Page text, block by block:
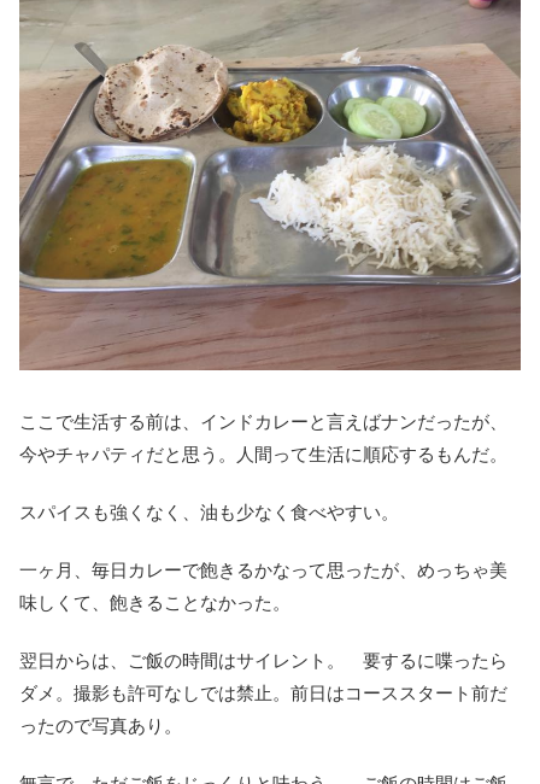
ここで生活する前は、インドカレーと言えばナンだったが、
今やチャパティだと思う。人間って生活に順応するもんだ。
スパイスも強くなく、油も少なく食べやすい。
一ヶ月、毎日カレーで飽きるかなって思ったが、めっちゃ美
味しくて、飽きることなかった。
翌日からは、ご飯の時間はサイレント。 要するに喋ったら
ダメ。撮影も許可なしでは禁止。前日はコーススタート前だ
ったので写真あり。